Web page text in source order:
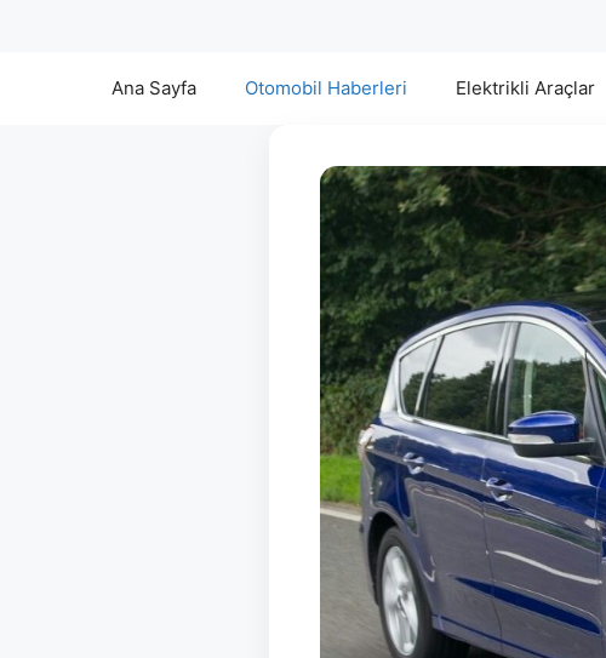
Ana Sayfa Otomobil Haberleri Elektrikli Araçlar